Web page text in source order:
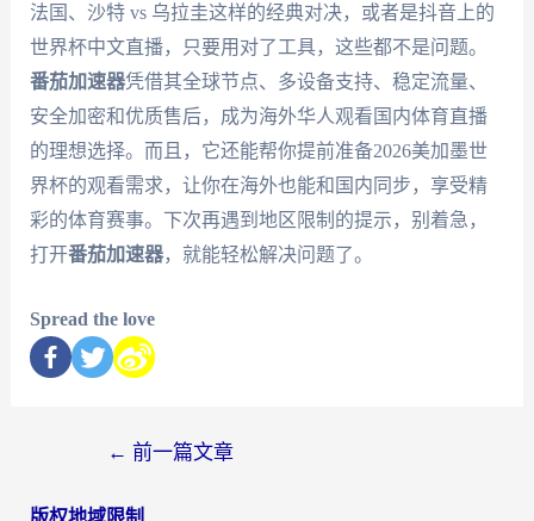
法国、沙特 vs 乌拉圭这样的经典对决，或者是抖音上的
世界杯中文直播，只要用对了工具，这些都不是问题。
番茄加速器凭借其全球节点、多设备支持、稳定流量、
安全加密和优质售后，成为海外华人观看国内体育直播
的理想选择。而且，它还能帮你提前准备2026美加墨世
界杯的观看需求，让你在海外也能和国内同步，享受精
彩的体育赛事。下次再遇到地区限制的提示，别着急，
打开番茄加速器，就能轻松解决问题了。
Spread the love
← 前一篇文章